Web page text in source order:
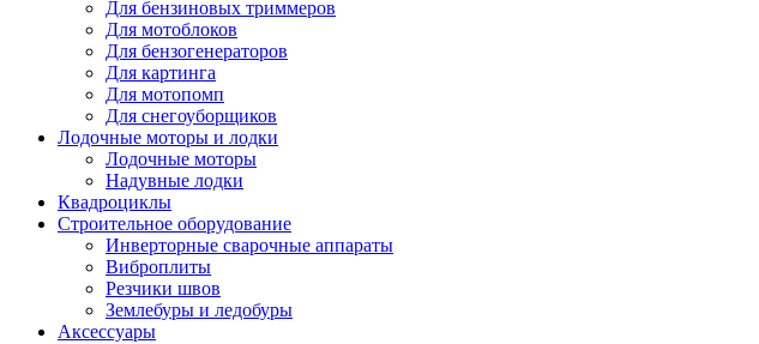
Для бензиновых триммеров
Для мотоблоков
Для бензогенераторов
Для картинга
Для мотопомп
Для снегоуборщиков
Лодочные моторы и лодки
Лодочные моторы
Надувные лодки
Квадроциклы
Строительное оборудование
Инверторные сварочные аппараты
Виброплиты
Резчики швов
Землебуры и ледобуры
Аксессуары